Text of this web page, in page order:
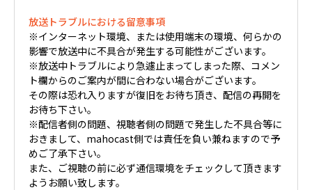
放送トラブルにおける留意事項
※インターネット環境、または使用端末の環境、何らかの
影響で放送中に不具合が発生する可能性がございます。
※放送中トラブルにより急遽止まってしまった際、コメン
ト欄からのご案内が間に合わない場合がございます。
その際は恐れ入りますが復旧をお待ち頂き、配信の再開を
お待ち下さい。
※配信者側の問題、視聴者側の問題で発生した不具合等に
おきまして、mahocast側では責任を負い兼ねますので予
めご了承下さい。
また、ご視聴の前に必ず通信環境をチェックして頂きます
ようお願い致します。